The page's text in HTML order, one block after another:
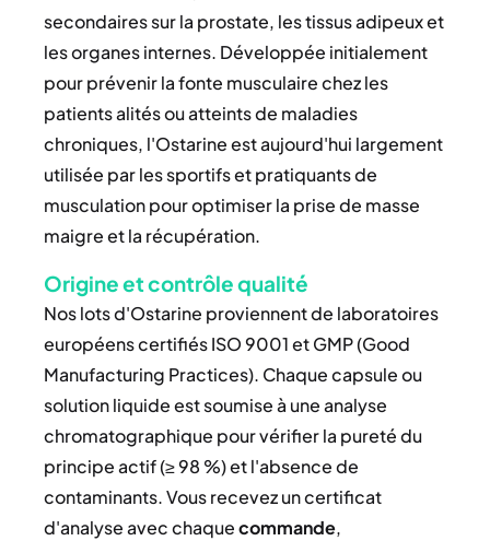
secondaires sur la prostate, les tissus adipeux et
les organes internes. Développée initialement
pour prévenir la fonte musculaire chez les
patients alités ou atteints de maladies
chroniques, l'Ostarine est aujourd'hui largement
utilisée par les sportifs et pratiquants de
musculation pour optimiser la prise de masse
maigre et la récupération.
Origine et contrôle qualité
Nos lots d'Ostarine proviennent de laboratoires
européens certifiés ISO 9001 et GMP (Good
Manufacturing Practices). Chaque capsule ou
solution liquide est soumise à une analyse
chromatographique pour vérifier la pureté du
principe actif (≥ 98 %) et l'absence de
contaminants. Vous recevez un certificat
d'analyse avec chaquecommande,